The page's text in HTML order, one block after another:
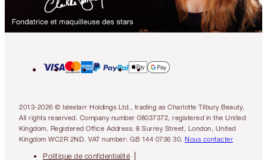
2013-2026 © Islestarr Holdings Ltd., trading as Charlotte Tilbury Beauty.
All rights reserved. Company number 08037372, registered in the United
Kingdom. Registered Office Address: 8 Surrey Street, London, United
Kingdom WC2R 2ND. VAT number: GB 144 0736 30. Nous contacter
Politique de confidentialité